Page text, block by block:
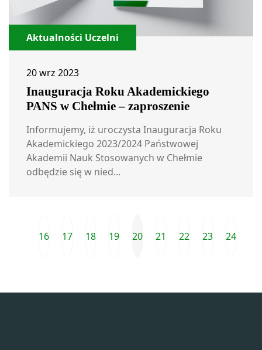
Aktualności Uczelni
20 wrz 2023
Inauguracja Roku Akademickiego
PANS w Chełmie – zaproszenie
Informujemy, iż uroczysta Inauguracja Roku
Akademickiego 2023/2024 Państwowej
Akademii Nauk Stosowanych w Chełmie
odbędzie się w nied...
Przejdź do ostatniej strony
Poprzednia strona
16 17 18 19 20 21 22 23 24